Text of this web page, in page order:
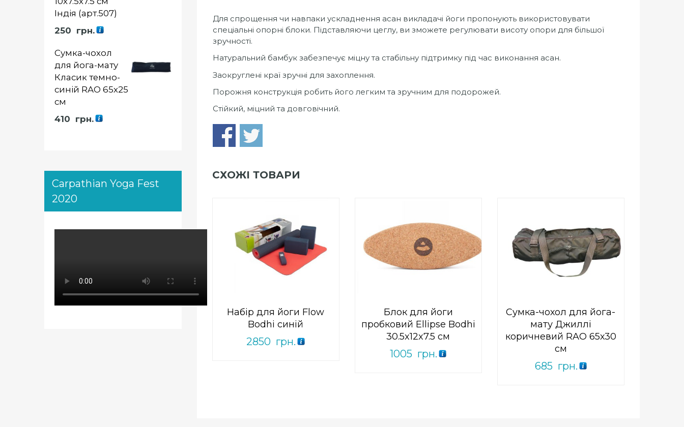
Для спрощення чи навпаки ускладнення асан викладачі йоги пропонують використовувати
спеціальні опорні блоки. Підставляючи цеглу, ви зможете регулювати висоту опори для більшої
зручності.
Натуральний бамбук забезпечує міцну та стабільну підтримку під час виконання асан.
Заокруглені краї зручні для захоплення.
Порожня конструкція робить його легким та зручним для подорожей.
Стійкий, міцний та довговічний.
СХОЖІ ТОВАРИ
Набір для йоги Flow
Bodhi синій
2850 грн.
0out
of
ПРИДБАТИ
Add to Wishlist
Блок для йоги
пробковий Ellipse Bodhi
30.5x12x7.5 см
1005 грн.
0out
of
5
ПРИДБАТИ
Add to Wishlist
Сумка-чохол для йога-
мату Джиллі
коричневий RAO 65х30
см
685 грн.
0out
of
5
ПРИДБАТИ
Add to Wishlist
Індія (арт.507)
250 грн.
Сумка-чохол
для йога-мату
Класик темно-
синій RAO 65х25
см
410 грн.
Carpathian Yoga Fest
2020